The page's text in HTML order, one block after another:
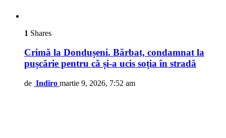
1 Shares
Crimă la Dondușeni. Bărbat, condamnat la
pușcărie pentru că și-a ucis soția în stradă
de Indiro martie 9, 2026, 7:52 am